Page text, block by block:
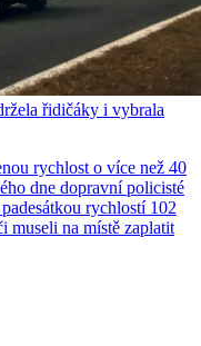
řidičáky i vybrala
rychlost o více než 40
dne dopravní policisté
rychlostí 102
museli na místě zaplatit